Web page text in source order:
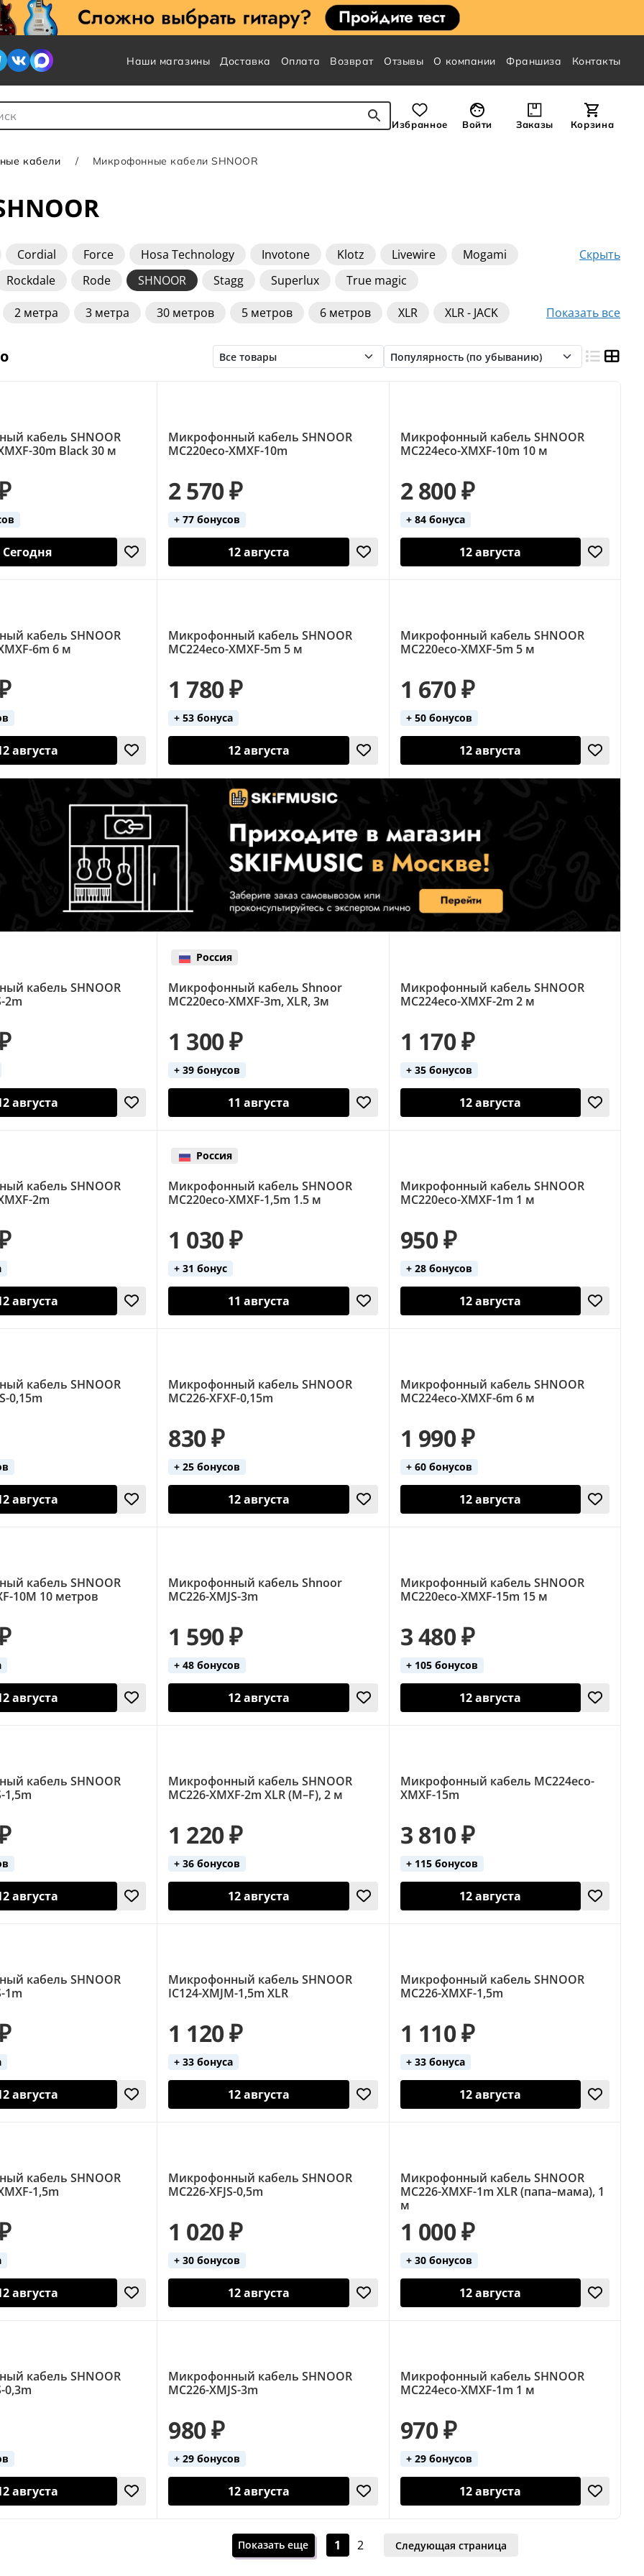
Наши магазины Доставка Оплата Возврат Отзывы О компании Франшиза Контакты
для Поиска
Избранное Войти Заказы Корзина
кабели Микрофонные кабели SHNOOR
Скрыть
Cordial Force Hosa Technology Invotone Klotz Livewire
Mogami
Rockdale Rode SHNOOR Stagg Superlux True magic
Показать все
2 метра 3 метра 30 метров 5 метров 6 метров XLR
XLR - JACK
кабель SHNOOR
30m Black 30 м
Сегодня
Микрофонный кабель SHNOOR
MC220eco-XMXF-10m
2 570 ₽
+ 77 бонусов
12 августа
Микрофонный кабель SHNOOR
MC224eco-XMXF-10m 10 м
2 800 ₽
+ 84 бонуса
12 августа
кабель SHNOOR
6m 6 м
августа
Микрофонный кабель SHNOOR
MC224eco-XMXF-5m 5 м
1 780 ₽
+ 53 бонуса
12 августа
Микрофонный кабель SHNOOR
MC220eco-XMXF-5m 5 м
1 670 ₽
+ 50 бонусов
12 августа
кабель SHNOOR
2m
августа
Микрофонный кабель Shnoor
MC220eco-XMXF-3m, XLR, 3м
Россия
1 300 ₽
+ 39 бонусов
11 августа
Микрофонный кабель SHNOOR
MC224eco-XMXF-2m 2 м
1 170 ₽
+ 35 бонусов
12 августа
кабель SHNOOR
2m
августа
Микрофонный кабель SHNOOR
MC220eco-XMXF-1,5m 1.5 м
Россия
1 030 ₽
+ 31 бонус
11 августа
Микрофонный кабель SHNOOR
MC220eco-XMXF-1m 1 м
950 ₽
+ 28 бонусов
12 августа
кабель SHNOOR
0,15m
августа
Микрофонный кабель SHNOOR
MC226-XFXF-0,15m
830 ₽
+ 25 бонусов
12 августа
Микрофонный кабель SHNOOR
MC224eco-XMXF-6m 6 м
1 990 ₽
+ 60 бонусов
12 августа
кабель SHNOOR
10M 10 метров
августа
Микрофонный кабель Shnoor
MC226-XMJS-3m
1 590 ₽
+ 48 бонусов
12 августа
Микрофонный кабель SHNOOR
MC220eco-XMXF-15m 15 м
3 480 ₽
+ 105 бонусов
12 августа
кабель SHNOOR
1,5m
августа
Микрофонный кабель SHNOOR
MC226-XMXF-2m XLR (M–F), 2 м
1 220 ₽
+ 36 бонусов
12 августа
Микрофонный кабель MC224eco-
XMXF-15m
3 810 ₽
+ 115 бонусов
12 августа
кабель SHNOOR
1m
августа
Микрофонный кабель SHNOOR
IC124-XMJM-1,5m XLR
1 120 ₽
+ 33 бонуса
12 августа
Микрофонный кабель SHNOOR
MC226-XMXF-1,5m
1 110 ₽
+ 33 бонуса
12 августа
кабель SHNOOR
1,5m
августа
Микрофонный кабель SHNOOR
MC226-XFJS-0,5m
1 020 ₽
+ 30 бонусов
12 августа
Микрофонный кабель SHNOOR
MC226-XMXF-1m XLR (папа–мама), 1
м
1 000 ₽
+ 30 бонусов
12 августа
кабель SHNOOR
0,3m
августа
Микрофонный кабель SHNOOR
MC226-XMJS-3m
980 ₽
+ 29 бонусов
12 августа
Микрофонный кабель SHNOOR
MC224eco-XMXF-1m 1 м
970 ₽
+ 29 бонусов
12 августа
Показать еще 1 2 Следующая страница